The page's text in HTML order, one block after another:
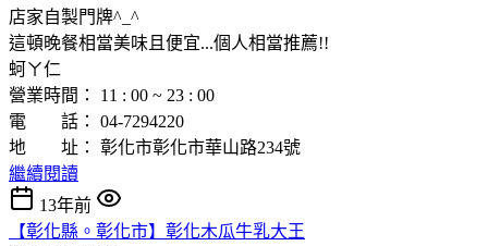
店家自製門牌^_^
這頓晚餐相當美味且便宜...個人相當推薦!!
蚵ㄚ仁
營業時間： 11 : 00 ~ 23 : 00
電 話： 04-7294220
地 址： 彰化市彰化市華山路234號
繼續閱讀
13年前
【彰化縣。彰化市】彰化木瓜牛乳大王